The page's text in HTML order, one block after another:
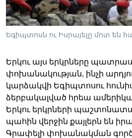
Լեզուներ
Եգիպտոսն ու Իսրայելը մոտ են
Երկու այս երկրները
փոխանակության, ինչի
կարձակվի Եգիպտոսու
ձերբակալված հրեա
Երկու երկրների
պահին վերջին քայլերն են
Գրափելի փոխանակման